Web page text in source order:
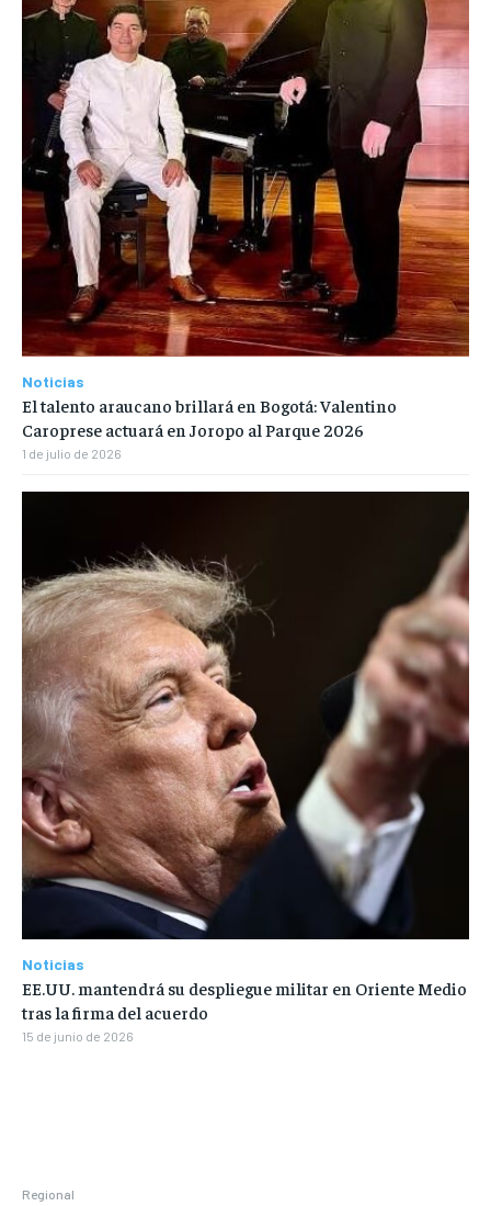
Regional
Noticias
El talento araucano brillará en Bogotá: Valentino
Caroprese actuará en Joropo al Parque 2026
1 de julio de 2026
Noticias
EE.UU. mantendrá su despliegue militar en Oriente Medio
tras la firma del acuerdo
15 de junio de 2026